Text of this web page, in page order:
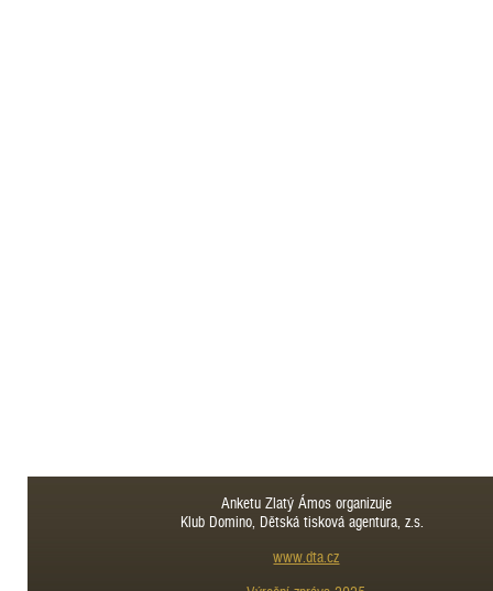
Anketu Zlatý Ámos organizuje
Klub Domino, Dětská tisková agentura, z.s.
www.dta.cz